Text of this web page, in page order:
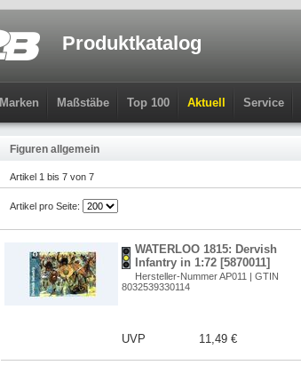
Produktkatalog
Marken Maßstäbe Top 100 Aktuell Service
Figuren allgemein
Artikel 1 bis 7 von 7
Artikel pro Seite:
WATERLOO 1815: Dervish
Infantry in 1:72 [5870011]
Hersteller-Nummer AP011 | GTIN
8032539330114
UVP 11,49 €